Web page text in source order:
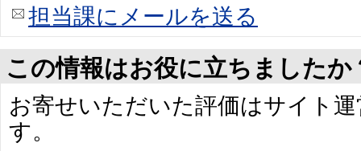
担当課にメールを送る
この情報はお役に立ちましたか
お寄せいただいた評価はサイト
す。